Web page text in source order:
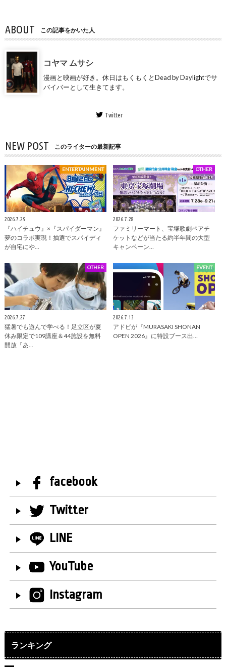
ABOUT この記事をかいた人
コヤマ ムサシ
漫画と映画が好き。休日はもくもくとDead by Daylightでサ
バイバーとして生きてます。
Twitter
NEW POST このライターの最新記事
ENTERTAINMENT
2026.7.29
『ハイチュウ』×『スパイダーマン』
夢のコラボ実現！抽選でスパイディ
が自宅にや…
OTHER
2026.7.28
ファミリーマート、宝塚歌劇ペアチ
ケットなどが当たる約半年間の大型
キャンペーン…
OTHER
2026.7.27
猛暑でも遊んで学べる！足立区が夏
休み限定で109講座＆44施設を無料
開放『あ…
EVENT
2026.7.13
アドビが『MURASAKI SHONAN
OPEN 2026』に特設ブース出…
facebook
Twitter
LINE
YouTube
Instagram
ランキング